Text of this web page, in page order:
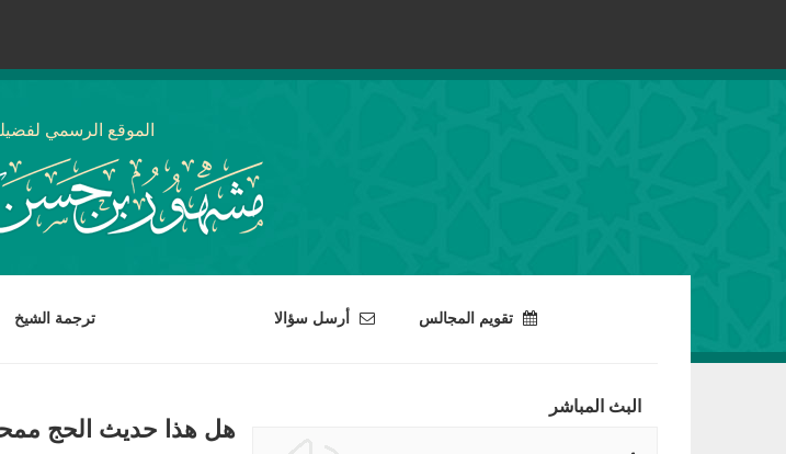
الموقع الرسمي
ترجمة الشيخ أرسل سؤالا تقويم المجالس
هل هذا حديث الحج
البث المباشر